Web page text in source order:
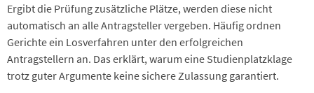
Ergibt die Prüfung zusätzliche Plätze, werden diese nicht
automatisch an alle Antragsteller vergeben. Häufig ordnen
Gerichte ein Losverfahren unter den erfolgreichen
Antragstellern an. Das erklärt, warum eine Studienplatzklage
trotz guter Argumente keine sichere Zulassung garantiert.